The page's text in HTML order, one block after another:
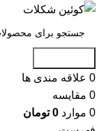
0 علاقه مندی ها
0 مقایسه
0 موارد 0 تومان